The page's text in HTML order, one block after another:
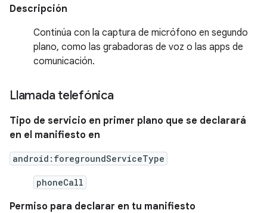
Descripción
Continúa con la captura de micrófono en segundo
plano, como las grabadoras de voz o las apps de
comunicación.
Llamada telefónica
Tipo de servicio en primer plano que se declarará
en el manifiesto en
android:foregroundServiceType
phoneCall
Permiso para declarar en tu manifiesto